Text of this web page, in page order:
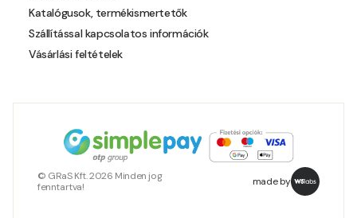
Katalógusok, termékismertetők
Szállítással kapcsolatos információk
Vásárlási feltételek
© GRaS Kft. 2026 Minden jog
fenntartva!
made by